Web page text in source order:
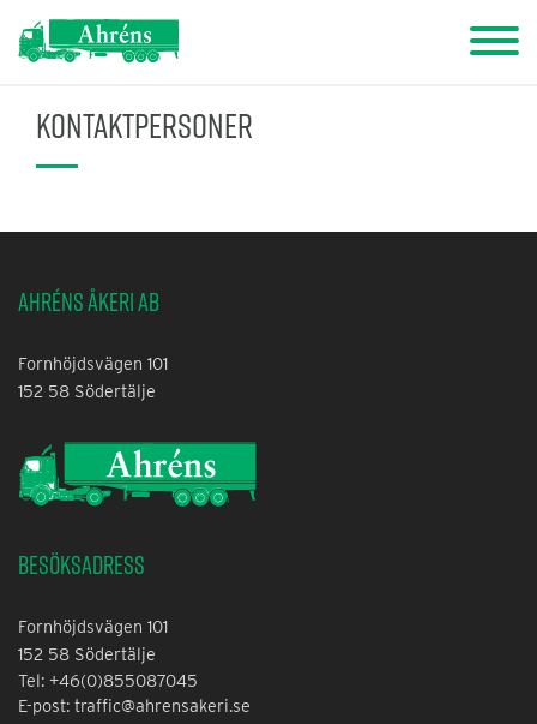
Kontaktpersoner
Ahréns Åkeri AB
Fornhöjdsvägen 101
152 58 Södertälje
Besöksadress
Fornhöjdsvägen 101
152 58 Södertälje
Tel: +46(0)855087045
E-post: traffic@ahrensakeri.se